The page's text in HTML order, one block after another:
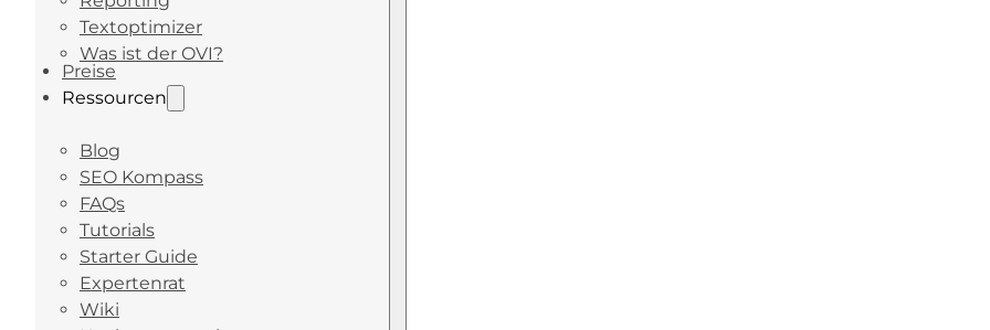
Textoptimizer
Was ist der OVI?
Preise
Ressourcen
Blog
SEO Kompass
FAQs
Tutorials
Starter Guide
Expertenrat
Wiki